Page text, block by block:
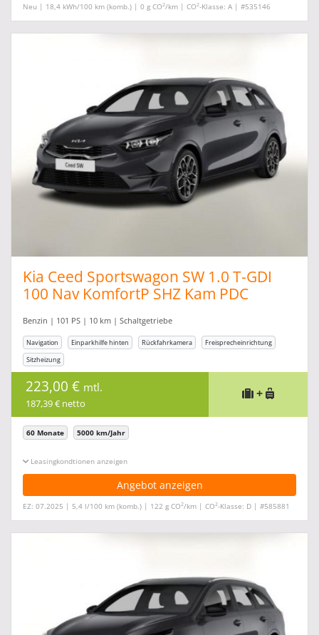
Neu | 18,4 kWh/100 km (komb.) | 0 g CO2/km | CO2-Klasse: A | #535146
Kia Ceed Sportswagon SW 1.0 T-GDI
100 Nav KomfortP SHZ Kam PDC
Benzin | 101 PS | 10 km | Schaltgetriebe
Navigation Einparkhilfe hinten Rückfahrkamera
Freisprecheinrichtung
Sitzheizung
223,00 € mtl.
187,39 € netto
+
60 Monate 5000 km/Jahr
Leasingkonditionen ein-/ausblenden
Angebot anzeigen
EZ: 07.2025 | 5,4 l/100 km (komb.) | 122 g CO2/km | CO2-Klasse: D | #585881